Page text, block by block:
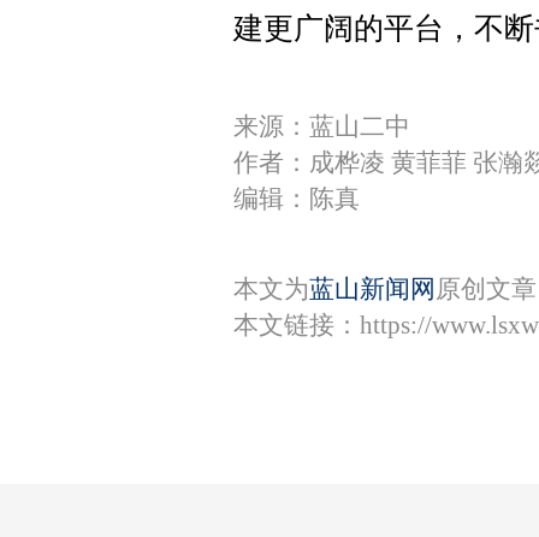
建更广阔的平台，不
来源：蓝山二中
作者：成桦凌 黄菲菲 张瀚
编辑：陈真
本文为蓝山新闻网 原创文
本文链接： https://